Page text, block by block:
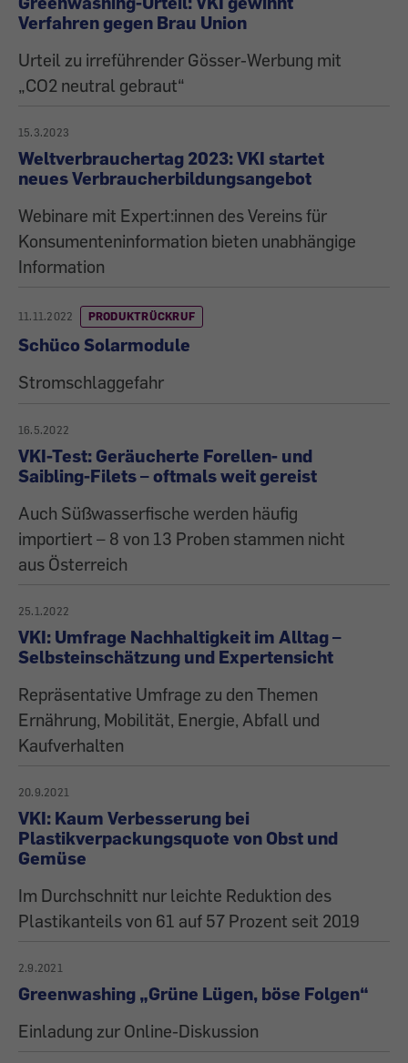
Verfahren gegen Brau Union
Urteil zu irreführender Gösser-Werbung mit
„CO2 neutral gebraut“
15.3.2023
Weltverbrauchertag 2023: VKI startet
neues Verbraucherbildungsangebot
Webinare mit Expert:innen des Vereins für
Konsumenteninformation bieten unabhängige
Information
11.11.2022 PRODUKTRÜCKRUF
Schüco Solarmodule
Stromschlaggefahr
16.5.2022
VKI-Test: Geräucherte Forellen- und
Saibling-Filets – oftmals weit gereist
Auch Süßwasserfische werden häufig
importiert – 8 von 13 Proben stammen nicht
aus Österreich
25.1.2022
VKI: Umfrage Nachhaltigkeit im Alltag –
Selbsteinschätzung und Expertensicht
Repräsentative Umfrage zu den Themen
Ernährung, Mobilität, Energie, Abfall und
Kaufverhalten
20.9.2021
VKI: Kaum Verbesserung bei
Plastikverpackungsquote von Obst und
Gemüse
Im Durchschnitt nur leichte Reduktion des
Plastikanteils von 61 auf 57 Prozent seit 2019
2.9.2021
Greenwashing „Grüne Lügen, böse Folgen“
Einladung zur Online-Diskussion